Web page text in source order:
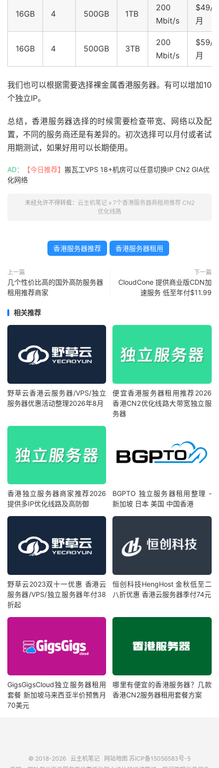
16GB 4 500GB 1TB
200
Mbit/s
$49/
月
16GB 4 500GB 3TB
200
Mbit/s
$59/
月
我们也可以根据需要选择裸金属香港服务器。有可以增加10
个独立IP。
总结，香港服务器选择的时候需要检查带宽、网络以及配
置，不同的服务商还是有差异的。初次选择可以月付或者试
用期测试，如果好用可以长期使用。
AD： 【今日推荐】 搬瓦工VPS 18+机房可以任意切换IP CN2 GIA优
化网络
未经允许不得转载： 云主机笔记» 7个香港服务器商租用推荐 CN2
优化线路
香港服务器推荐 香港服务器租用
上一篇
几个性价比高的国外高防服务器
租用推荐商家
下一篇
CloudCone 提供商业版CDN加
速服务 低至年付$11.99
相关推荐
野草云香港云服务器/VPS/独立
服务器优惠活动整理2026年8月
便宜香港服务器租用推荐2026
香港CN2优化线路大带宽独立服
务器
香港独立服务器商家推荐2026
提供多IP优化线路及高防御
BGPTO 独立服务器租用整理 -
新加坡 日本 美国 中国香港
野草云2023双十一优惠 香港云
服务器/VPS/独立服务器年付38
折起
恒创科技HengHost 金秋低至二
八折优惠 香港云服务器季付74元
GigsGigsCloud独立服务器租用
套餐 新加坡马来西亚半价预售月
70美元
哪里有便宜的香港服务器？几款
香港CN2服务器租用套餐方案
© 2018-2026 云主机笔记 网站地图 苏ICP备15056583号-5